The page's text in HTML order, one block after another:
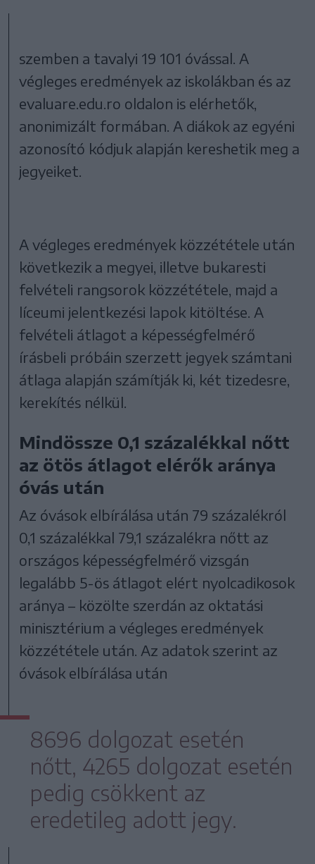
szemben a tavalyi 19 101 óvással. A
végleges eredmények az iskolákban és az
evaluare.edu.ro oldalon is elérhetők,
anonimizált formában. A diákok az egyéni
azonosító kódjuk alapján kereshetik meg a
jegyeiket.
A végleges eredmények közzététele után
következik a megyei, illetve bukaresti
felvételi rangsorok közzététele, majd a
líceumi jelentkezési lapok kitöltése. A
felvételi átlagot a képességfelmérő
írásbeli próbáin szerzett jegyek számtani
átlaga alapján számítják ki, két tizedesre,
kerekítés nélkül.
Mindössze 0,1 százalékkal nőtt
az ötös átlagot elérők aránya
óvás után
Az óvások elbírálása után 79 százalékról
0,1 százalékkal 79,1 százalékra nőtt az
országos képességfelmérő vizsgán
legalább 5-ös átlagot elért nyolcadikosok
aránya – közölte szerdán az oktatási
minisztérium a végleges eredmények
közzététele után. Az adatok szerint az
óvások elbírálása után
8696 dolgozat esetén
nőtt, 4265 dolgozat esetén
pedig csökkent az
eredetileg adott jegy.